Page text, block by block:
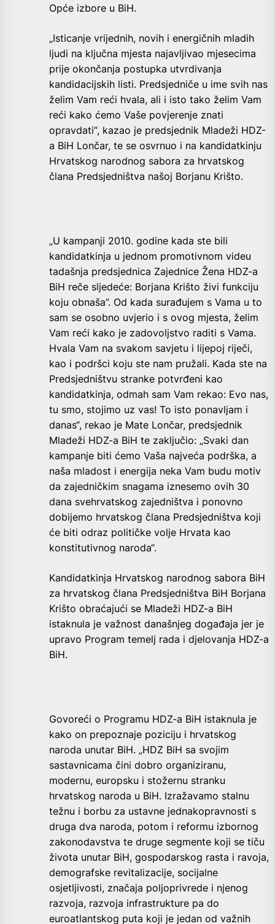
Opće izbore u BiH.
„Isticanje vrijednih, novih i energičnih mladih
ljudi na ključna mjesta najavljivao mjesecima
prije okončanja postupka utvrdivanja
kandidacijskih listi. Predsjedniče u ime svih nas
želim Vam reći hvala, ali i isto tako želim Vam
reći kako ćemo Vaše povjerenje znati
opravdati“, kazao je predsjednik Mladeži HDZ-
a BiH Lončar, te se osvrnuo i na kandidatkinju
Hrvatskog narodnog sabora za hrvatskog
člana Predsjedništva našoj Borjanu Krišto.
„U kampanji 2010. godine kada ste bili
kandidatkinja u jednom promotivnom videu
tadašnja predsjednica Zajednice Žena HDZ-a
BiH reče sljedeće: Borjana Krišto živi funkciju
koju obnaša”. Od kada surađujem s Vama u to
sam se osobno uvjerio i s ovog mjesta, želim
Vam reći kako je zadovoljstvo raditi s Vama.
Hvala Vam na svakom savjetu i lijepoj riječi,
kao i podršci koju ste nam pružali. Kada ste na
Predsjedništvu stranke potvrđeni kao
kandidatkinja, odmah sam Vam rekao: Evo nas,
tu smo, stojimo uz vas! To isto ponavljam i
danas“, rekao je Mate Lončar, predsjednik
Mladeži HDZ-a BiH te zaključio: „Svaki dan
kampanje biti ćemo Vaša najveća podrška, a
naša mladost i energija neka Vam budu motiv
da zajedničkim snagama iznesemo ovih 30
dana svehrvatskog zajedništva i ponovno
dobijemo hrvatskog člana Predsjedništva koji
će biti odraz političke volje Hrvata kao
konstitutivnog naroda“.
Kandidatkinja Hrvatskog narodnog sabora BiH
za hrvatskog člana Predsjedništva BiH Borjana
Krišto obraćajući se Mladeži HDZ-a BiH
istaknula je važnost današnjeg događaja jer je
upravo Program temelj rada i djelovanja HDZ-a
BiH.
Govoreći o Programu HDZ-a BiH istaknula je
kako on prepoznaje poziciju i hrvatskog
naroda unutar BiH. „HDZ BiH sa svojim
sastavnicama čini dobro organiziranu,
modernu, europsku i stožernu stranku
hrvatskog naroda u BiH. Izražavamo stalnu
težnu i borbu za ustavne jednakopravnosti s
druga dva naroda, potom i reformu izbornog
zakonodavstva te druge segmente koji se tiču
života unutar BiH, gospodarskog rasta i ravoja,
demografske revitalizacije, socijalne
osjetljivosti, značaja poljoprivrede i njenog
razvoja, razvoja infrastrukture pa do
euroatlantskog puta koji je jedan od važnih